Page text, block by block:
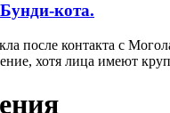
кота.
после контакта с
хотя лица имеют